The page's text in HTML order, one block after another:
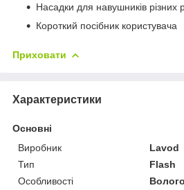
Насадки для навушників різних
Короткий посібник користувача
Приховати
Характеристики
Основні
Виробник
Lavod
Тип
Flash
Особливості